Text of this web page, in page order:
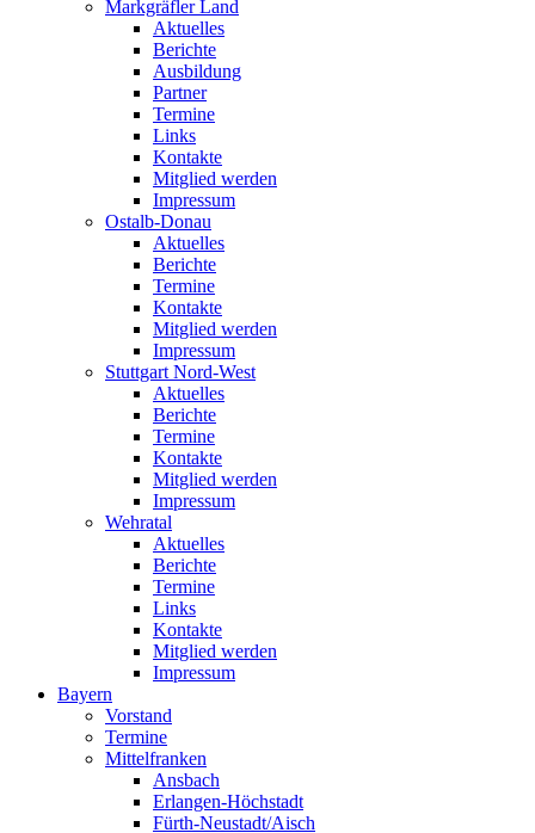
Markgräfler Land
Aktuelles
Berichte
Ausbildung
Partner
Termine
Links
Kontakte
Mitglied werden
Impressum
Ostalb-Donau
Aktuelles
Berichte
Termine
Kontakte
Mitglied werden
Impressum
Stuttgart Nord-West
Aktuelles
Berichte
Termine
Kontakte
Mitglied werden
Impressum
Wehratal
Aktuelles
Berichte
Termine
Links
Kontakte
Mitglied werden
Impressum
Bayern
Vorstand
Termine
Mittelfranken
Ansbach
Erlangen-Höchstadt
Fürth-Neustadt/Aisch